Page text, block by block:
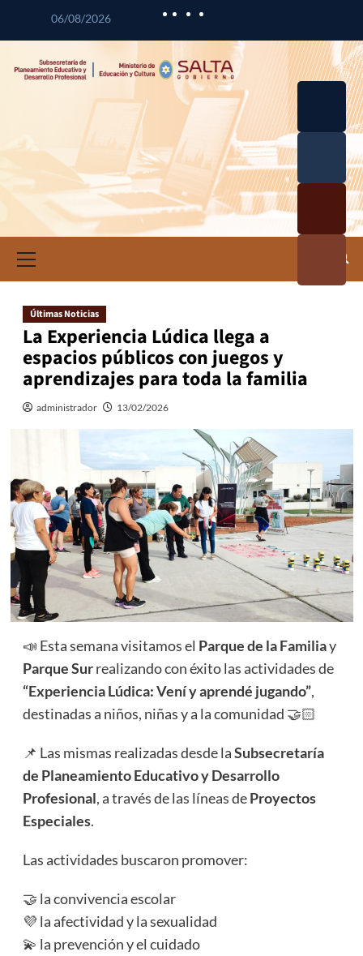
06/08/2026
Últimas Noticias
La Experiencia Lúdica llega a
espacios públicos con juegos y
aprendizajes para toda la familia
administrador 13/02/2026
📣 Esta semana visitamos el Parque de la Familiay
Parque Surrealizando con éxito las actividades de
“Experiencia Lúdica: Vení y aprendé jugando”,
destinadas a niños, niñas y a la comunidad 🤝🏻
📌 Las mismas realizadas desde laSubsecretaría
de Planeamiento Educativo y Desarrollo
Profesional, a través de las líneas deProyectos
Especiales.
Las actividades buscaron promover:
🤝 la convivencia escolar
💜 la afectividad y la sexualidad
💫 la prevención y el cuidado
Curricul
Profesio
a
Investig